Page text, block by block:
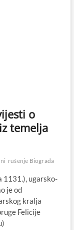
o
temelja
rušenje Biograda
1131.), ugarsko-
je od
kralja
Felicije